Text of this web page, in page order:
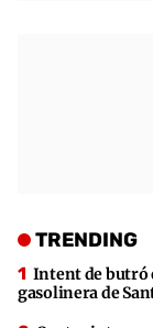
TRENDING
Intent de butró
gasolinera de